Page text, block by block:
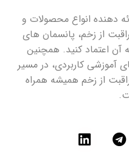
دهنده انواع محصولات و
از زخم، پانسمان های
آن اعتماد کنید. همچنین
آموزشی کاربردی، در مسیر
از زخم همیشه همراه